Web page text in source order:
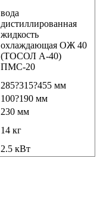
вода
дистиллированная
жидкость
охлаждающая ОЖ 40
(ТОСОЛ А-40)
ПМС-20
285?315?455 мм
100?190 мм
230 мм
14 кг
2.5 кВт